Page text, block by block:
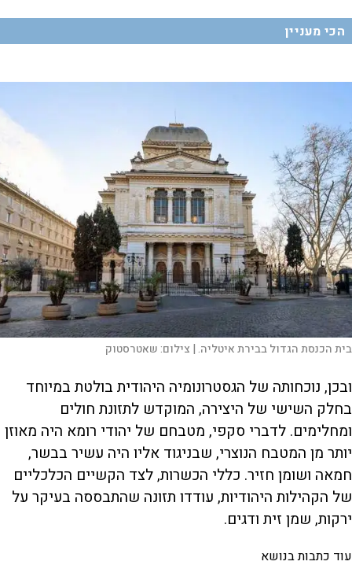
הכי מעניין
בית הכנסת הגדול בבירת איטליה. | צילום:שאטרסטוק
ובכן, נוכחותה של הגסטרונומיה היהודית בולטת במיוחד
בחלק השישי של היצירה, המוקדש לתזונת חולים
ומחלימים. לדברי סקפי, מטבחם של יהודי רומא היה מאוזן
יותר מן המטבח הנוצרי, שבניגוד אליו היה עשיר בבשר,
חמאה ושומן חזיר. כללי הכשרות, לצד הקשיים הכלכליים
של הקהילות היהודיות, עודדו תזונה שהתבססה בעיקר על
ירקות, שמן זית ודגים.
עוד כתבות בנושא